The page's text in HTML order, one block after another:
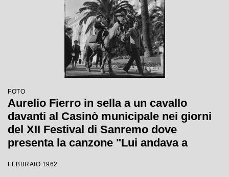
FOTO
Aurelio Fierro in sella a un cavallo
davanti al Casinò municipale nei giorni
del XII Festival di Sanremo dove
presenta la canzone "Lui andava a
FEBBRAIO 1962